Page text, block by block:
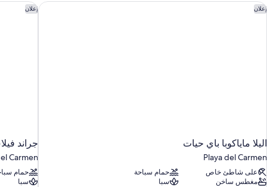
إعلان
اليلا ماياكوبا باي حيات
Playa del Carmen
على شاطئ خاص
حمام سباحة
مغطس ساخن
سبا
اليلا ماياكوبا باي حيات إعلان
جراند
Carmen
حمام
سبا
جراند